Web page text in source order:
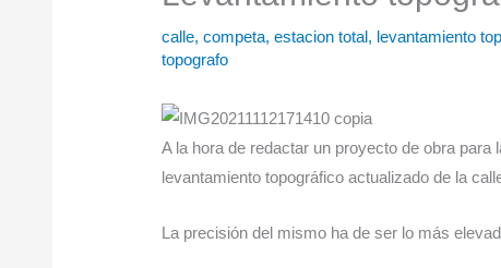
calle,competa,estacion total, levantamiento
topografo
A la hora de redactar un proyecto de obra
levantamiento topográfico actualizado de la
La precisión del mismo ha de ser lo más